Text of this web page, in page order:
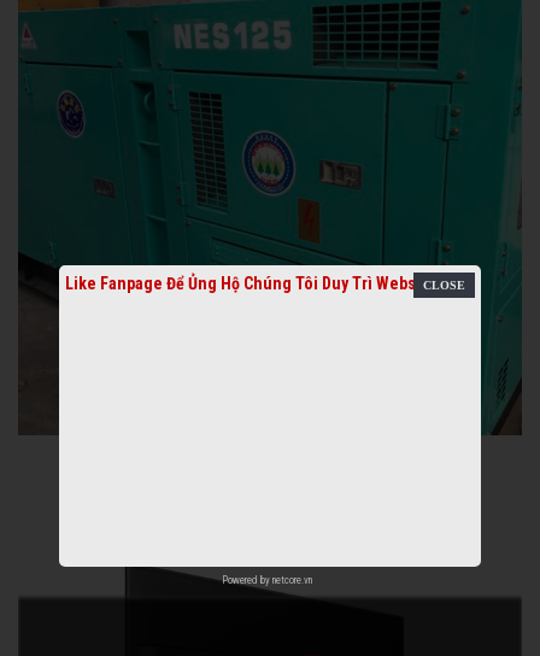
Like Fanpage Để Ủng Hộ Chúng Tôi Duy Trì Website
Powered by netcore.vn